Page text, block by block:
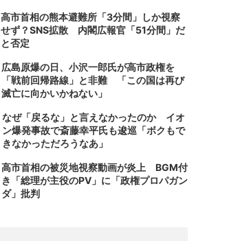
高市首相の熊本避難所「3分間」しか視察
せず？SNS拡散 内閣広報官「51分間」だ
と否定
広島原爆の日、小沢一郎氏が高市政権を
「戦前回帰路線」と非難 「この国は再び
滅亡に向かいかねない」
なぜ「戻るな」と言えなかったのか イオ
ン爆発事故で斎藤幸平氏も逡巡「ボクもで
きなかっただろうなあ」
高市首相の被災地視察動画が炎上 BGM付
き「総理が主役のPV」に「政権プロパガン
ダ」批判